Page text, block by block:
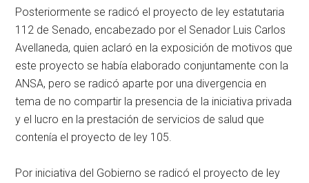
Posteriormente se radicó el proyecto de ley estatutaria
112 de Senado, encabezado por el Senador Luis Carlos
Avellaneda, quien aclaró en la exposición de motivos que
este proyecto se había elaborado conjuntamente con la
ANSA, pero se radicó aparte por una divergencia en
tema de no compartir la presencia de la iniciativa privada
y el lucro en la prestación de servicios de salud que
contenía el proyecto de ley 105.
Por iniciativa del Gobierno se radicó el proyecto de ley